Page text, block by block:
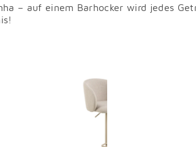
– auf einem Barhocker wird jedes